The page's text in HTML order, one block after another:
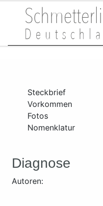
Steckbrief
Vorkommen
Fotos
Nomenklatur
Diagnose
Autoren: